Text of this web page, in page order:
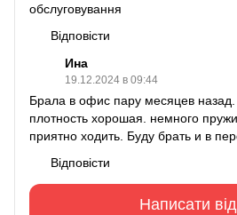
обслуговування
Відповісти
Ина
19.12.2024 в 09:44
Брала в офис пару месяцев назад.
плотность хорошая. немного
приятно ходить. Буду брать и в
Відповісти
Написати